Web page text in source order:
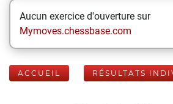
Aucun exercice d'ouverture sur
Mymoves.chessbase.com
ACCUEIL RÉSULTATS